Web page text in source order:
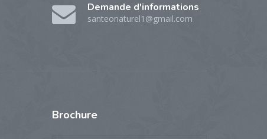
Demande d'informations
santeonaturel1@gmail.com
Brochure